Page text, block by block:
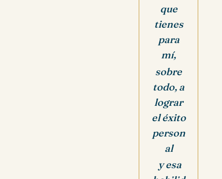
que
tienes
para
mí,
sobre
todo, a
lograr
el éxito
person
al
y esa